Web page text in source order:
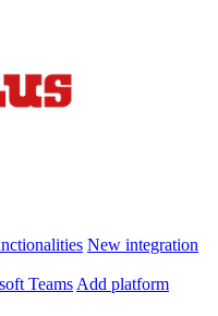
New integration
Teams Add platform